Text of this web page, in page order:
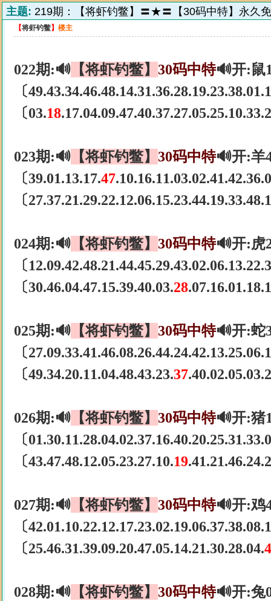
主题: 219期：【将虾钓鳖】〓★〓【30码中特】永久
【将虾钓鳖】 楼主
022期:🔊 【将虾钓鳖】 30码中特🔊开:鼠
〔
〔03.18
023期:🔊 【将虾钓鳖】 30码中特🔊开:羊
〔39.01.13.17.47
〔
024期:🔊 【将虾钓鳖】 30码中特🔊开:虎
〔
〔30.46.04.47.15.39.40.03.28
025期:🔊 【将虾钓鳖】 30码中特🔊开:蛇
〔
〔49.34.20.11.04.48.43.23.37
026期:🔊 【将虾钓鳖】 30码中特🔊开:猪
〔
〔43.47.48.12.05.23.27.10.19
027期:🔊 【将虾钓鳖】 30码中特🔊开:鸡
〔
〔25.46.31.39.09.20.47.05.14.21.30.28.04.
028期:🔊 【将虾钓鳖】 30码中特🔊开:兔